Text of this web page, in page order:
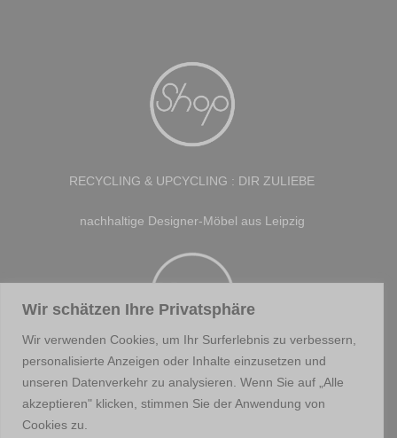
Wir schätzen Ihre Privatsphäre
Wir verwenden Cookies, um Ihr Surferlebnis zu verbessern,
personalisierte Anzeigen oder Inhalte einzusetzen und
unseren Datenverkehr zu analysieren. Wenn Sie auf „Alle
akzeptieren" klicken, stimmen Sie der Anwendung von
Cookies zu.
RECYCLING & UPCYCLING : DIR ZULIEBE
nachhaltige Designer-Möbel aus Leipzig
Hier findest Du weitere Kerzenständer.